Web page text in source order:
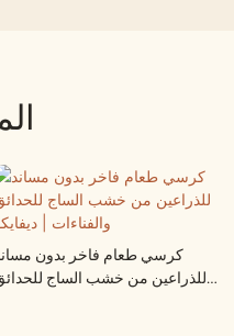
كرسي طعام فاخر بدون
للذراعين من خشب الساج